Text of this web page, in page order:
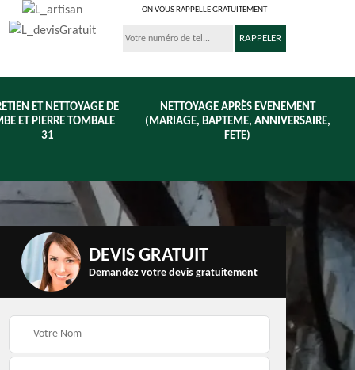
ON VOUS RAPPELLE GRATUITEMENT
ET NETTOYAGE DE
ET PIERRE TOMBALE
31
NETTOYAGE APRÈS EVENEMENT
(MARIAGE, BAPTEME, ANNIVERSAIRE,
FETE)
DEVIS GRATUIT
Demandez votre devis gratuitement